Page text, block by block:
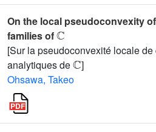
On the local pseudoconvexity
families of
ℂ
[Sur la pseudoconvexité locale
analytiques de
ℂ
]
Ohsawa, Takeo